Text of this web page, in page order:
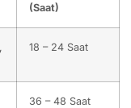
(Saat)
18 – 24 Saat
36 – 48 Saat